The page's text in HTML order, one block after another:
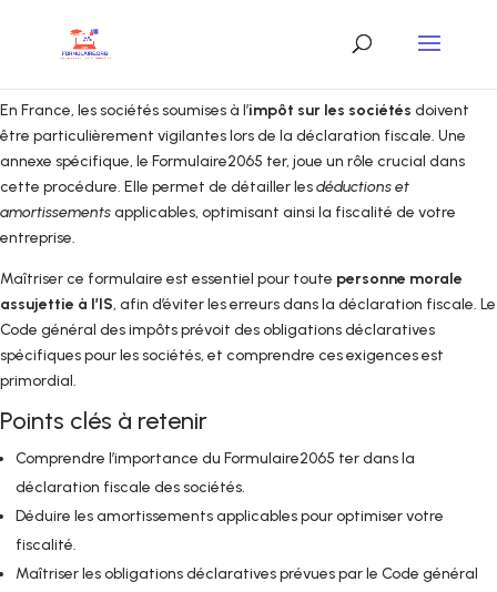
En France, les sociétés soumises à l’impôt sur les sociétés doivent
être particulièrement vigilantes lors de la déclaration fiscale. Une
annexe spécifique, le Formulaire2065 ter, joue un rôle crucial dans
cette procédure. Elle permet de détailler lesdéductions et
amortissementsapplicables, optimisant ainsi la fiscalité de votre
entreprise.
Maîtriser ce formulaire est essentiel pour toute personne morale
assujettie à l’IS, afin d’éviter les erreurs dans la déclaration fiscale. Le
Code général des impôts prévoit des obligations déclaratives
spécifiques pour les sociétés, et comprendre ces exigences est
primordial.
Points clés à retenir
Comprendre l’importance du Formulaire2065 ter dans la
déclaration fiscale des sociétés.
Déduire les amortissements applicables pour optimiser votre
fiscalité.
Maîtriser les obligations déclaratives prévues par le Code général